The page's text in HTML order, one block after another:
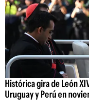
Histórica gira de León
Uruguay y Perú en